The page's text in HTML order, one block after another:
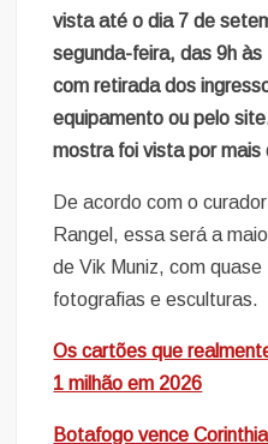
vista até o dia 7 de
segunda-feira, das 9h
com retirada dos
equipamento ou pelo
mostra foi vista por mais
De acordo com o
Rangel, essa será a
de Vik Muniz, com
fotografias e esculturas.
Os cartões que
1 milhão em 2026
Botafogo vence